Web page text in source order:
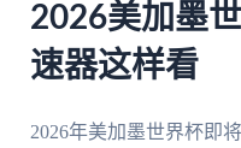
2026美加墨
速器这样看
2026年美加墨世界杯即